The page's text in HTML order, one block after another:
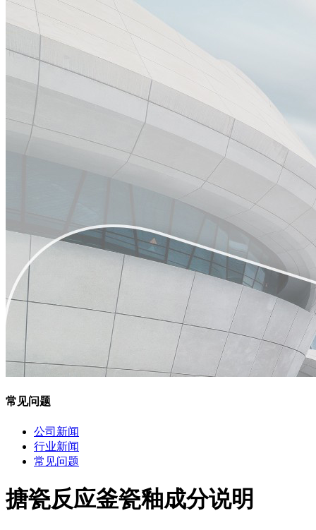
常见问题
公司新闻
行业新闻
常见问题
搪瓷反应釜瓷釉成分说明